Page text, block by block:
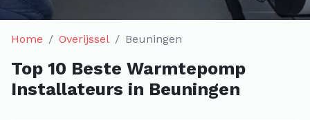
Home Overijssel Beuningen
Top 10 Beste Warmtepomp
Installateurs in Beuningen